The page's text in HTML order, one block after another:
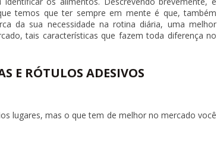
temos que ter sempre em mente é que, também
da sua necessidade na rotina diária, uma melhor
tais características que fazem toda diferença no
E RÓTULOS ADESIVOS
lugares, mas o que tem de melhor no mercado você